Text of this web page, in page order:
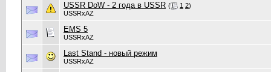
USSR DoW - 2 года в USSR ( 1 2)
USSRxAZ
EMS 5
USSRxAZ
Last Stand - новый режим
USSRxAZ